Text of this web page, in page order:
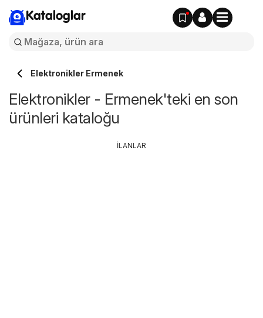
Kataloglar
Elektronikler Ermenek
Elektronikler - Ermenek'teki en son
ürünleri kataloğu
İLANLAR